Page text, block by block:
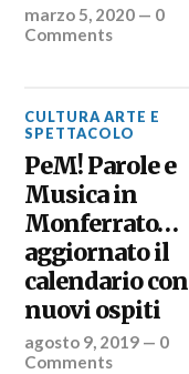
marzo 5, 2020 — 0
Comments
CULTURA ARTE E
SPETTACOLO
PeM! Parole e
Musica in
Monferrato…
aggiornato il
calendario con
nuovi ospiti
agosto 9, 2019 — 0
Comments